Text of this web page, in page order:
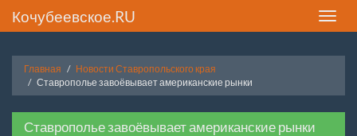
Toggle
Кочубеевское.RU
Главная
Новости Ставропольского края
Ставрополье завоёвывает американские рынки
Ставрополье завоёвывает американские рынки